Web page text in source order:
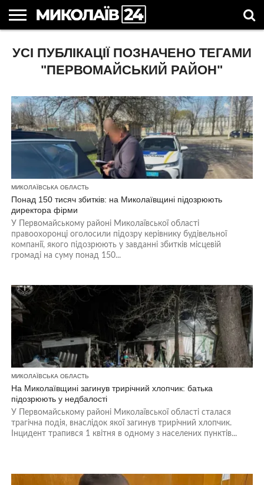
НОВИНИ
НОВИНИ
МИКОЛАЄВА
МИКОЛАЇВСЬКА
ОБЛАСТЬ
НОВИНИ
СПОРТУ
УКРАЇНА
ТА СВІТ
НОВИНИ
КОМПАНІЙ
АСТРОЛОГІЯ
СВЯТА
В
УКРАЇНІ
КОРИСНІ
СТАТТІ
УСІ ПУБЛІКАЦІЇ ПОЗНАЧЕНО ТЕГАМИ
"ПЕРВОМАЙСЬКИЙ РАЙОН"
МИКОЛАЇВСЬКА ОБЛАСТЬ
Понад 150 тисяч збитків: на Миколаївщині підозрюють
директора фірми
У Первомайському районі Миколаївської області
правоохоронці оголосили підозру керівнику будівельної
компанії, якого підозрюють у завданні збитків місцевій
громаді на суму понад 150...
МИКОЛАЇВСЬКА ОБЛАСТЬ
На Миколаївщині загинув трирічний хлопчик: батька
підозрюють у недбалості
У Первомайському районі Миколаївської області сталася
трагічна подія, внаслідок якої загинув трирічний хлопчик.
Інцидент трапився 1 квітня в одному з населених пунктів...